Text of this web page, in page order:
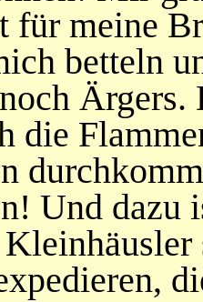
für meine
betteln
Ärgers.
die
Und dazu